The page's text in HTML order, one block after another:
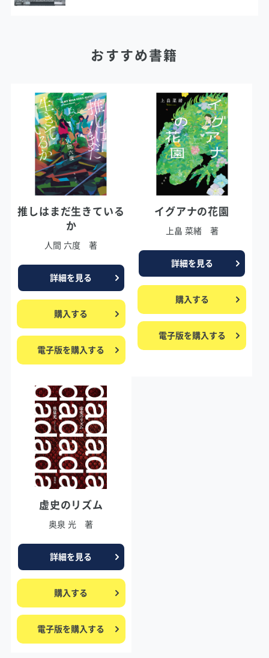
おすすめ書籍
推しはまだ生きている
か
人間 六度 著
詳細を見る
購入する
電子版を購入する
イグアナの花園
上畠 菜緒 著
詳細を見る
購入する
電子版を購入する
虚史のリズム
奥泉 光 著
詳細を見る
購入する
電子版を購入する